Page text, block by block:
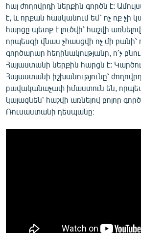
հայ ժողովրդի ներքին գործն է:
է, և որքան հասկանում եմ՝ ոչ ոք չի
հարցը պետք է լուծվի՝ հաշվի
որպեսզի վնաս չհասցվի ոչ մի բանի՝
գործարար հեղինակությանը, ո՛չ
Հայաստանի ներքին հարցն է:
Հայաստանի իշխանությունը՝
բավականաչափ իմաստուն են,
կայացնեն՝ հաշվի առնելով բոլոր
Ռուսաստանի դեսպանը։